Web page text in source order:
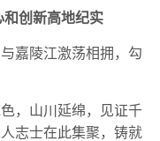
和创新高地纪实
嘉陵江激荡相拥，勾
，山川延绵，见证千
志士在此集聚，铸就